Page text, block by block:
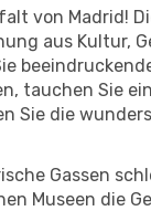
von Madrid!
aus Kultur,
tauchen Sie
Sie die
Gassen
Museen die